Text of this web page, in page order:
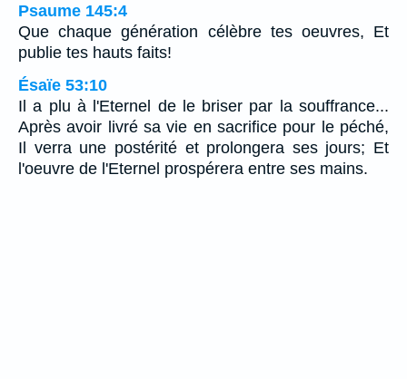
Psaume 145:4
Que chaque génération célèbre tes oeuvres, Et
publie tes hauts faits!
Ésaïe 53:10
Il a plu à l'Eternel de le briser par la souffrance...
Après avoir livré sa vie en sacrifice pour le péché,
Il verra une postérité et prolongera ses jours; Et
l'oeuvre de l'Eternel prospérera entre ses mains.